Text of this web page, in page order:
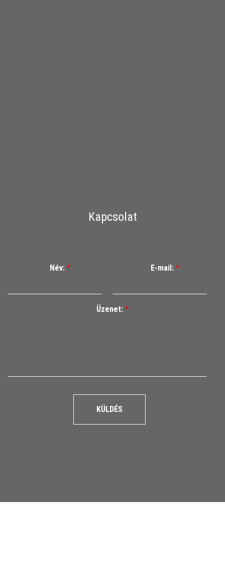
Kapcsolat
Név: * E-mail: *
Üzenet: *
KÜLDÉS